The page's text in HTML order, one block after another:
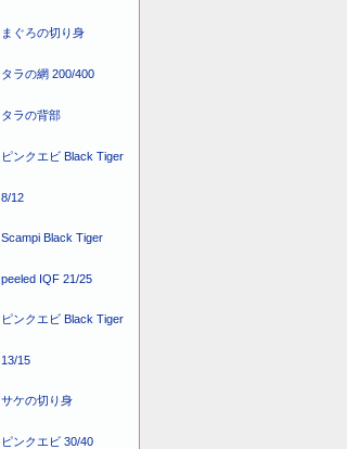
まぐろの切り身
タラの網 200/400
タラの背部
ピンクエビ Black Tiger
8/12
Scampi Black Tiger
peeled IQF 21/25
ピンクエビ Black Tiger
13/15
サケの切り身
ピンクエビ 30/40